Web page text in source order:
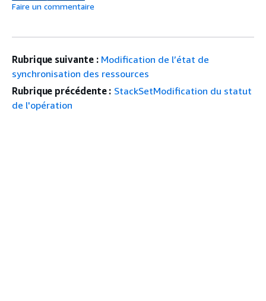
Faire un commentaire
Rubrique suivante : Modification de l’état de
synchronisation des ressources
Rubrique précédente : StackSetModification du statut
de l'opération